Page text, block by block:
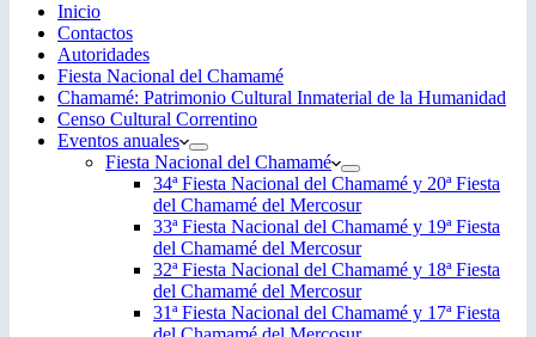
Inicio
Contactos
Autoridades
Fiesta Nacional del Chamamé
Chamamé: Patrimonio Cultural Inmaterial de la Humanidad
Censo Cultural Correntino
Eventos anuales
Fiesta Nacional del Chamamé
34ª Fiesta Nacional del Chamamé y 20ª Fiesta
del Chamamé del Mercosur
33ª Fiesta Nacional del Chamamé y 19ª Fiesta
del Chamamé del Mercosur
32ª Fiesta Nacional del Chamamé y 18ª Fiesta
del Chamamé del Mercosur
31ª Fiesta Nacional del Chamamé y 17ª Fiesta